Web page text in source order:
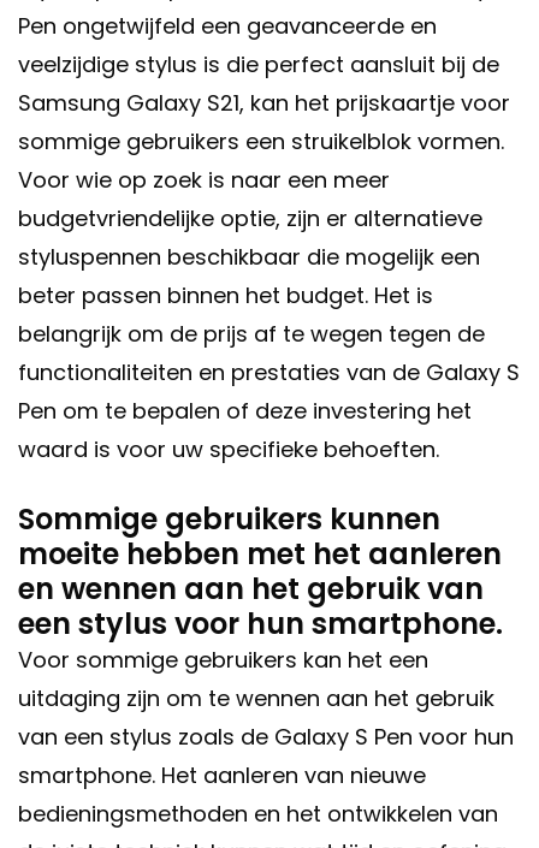
Pen ongetwijfeld een geavanceerde en
veelzijdige stylus is die perfect aansluit bij de
Samsung Galaxy S21, kan het prijskaartje voor
sommige gebruikers een struikelblok vormen.
Voor wie op zoek is naar een meer
budgetvriendelijke optie, zijn er alternatieve
styluspennen beschikbaar die mogelijk een
beter passen binnen het budget. Het is
belangrijk om de prijs af te wegen tegen de
functionaliteiten en prestaties van de Galaxy S
Pen om te bepalen of deze investering het
waard is voor uw specifieke behoeften.
Sommige gebruikers kunnen
moeite hebben met het aanleren
en wennen aan het gebruik van
een stylus voor hun smartphone.
Voor sommige gebruikers kan het een
uitdaging zijn om te wennen aan het gebruik
van een stylus zoals de Galaxy S Pen voor hun
smartphone. Het aanleren van nieuwe
bedieningsmethoden en het ontwikkelen van